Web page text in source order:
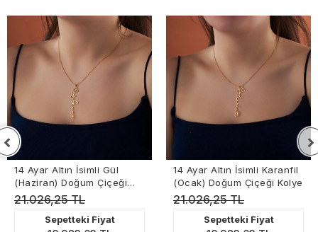
14 Ayar Altın İsimli Gül
(Haziran) Doğum Çiçeği
Kolye
21.026,25 TL
Sepetteki Fiyat
14 Ayar Altın İsimli Karanfil
(Ocak) Doğum Çiçeği Kolye
21.026,25 TL
Sepetteki Fiyat